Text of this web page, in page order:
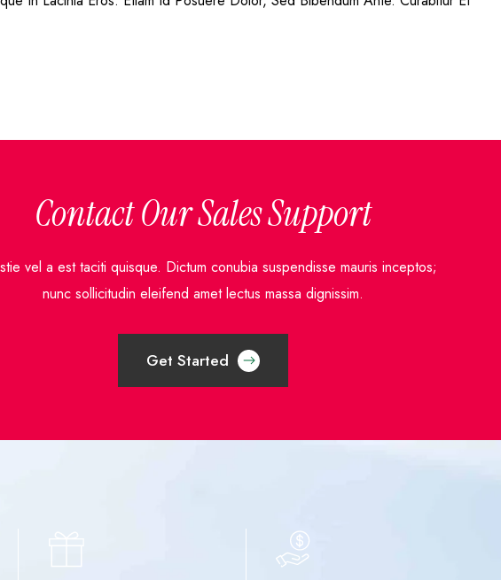
Contact Our Sales Support
vel a est taciti quisque. Dictum conubia suspendisse mauris inceptos;
nunc sollicitudin eleifend amet lectus massa dignissim.
Get Started